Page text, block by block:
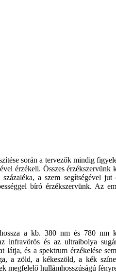
során a tervezők mindig
érzékeli. Összes
a szem segítségével
bíró érzékszervünk. Az
a kb. 380 nm és 780
infravörös és az ultraibolya
és a spektrum érzékelése
a zöld, a kékeszöld, a kék
megfelelő hullámhosszúságú